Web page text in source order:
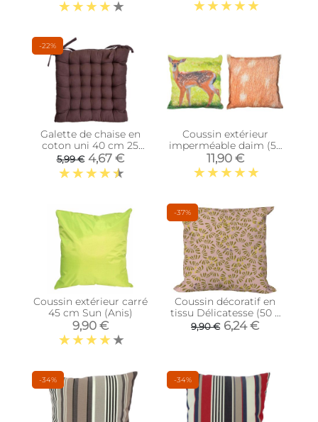
-22%
Galette de chaise en
coton uni 40 cm 25
points (Chocolat)
5,99 € 4,67 €
Coussin extérieur
imperméable daim (59
x 59 x 13 cm)
11,90 €
Coussin extérieur carré
45 cm Sun (Anis)
9,90 €
-37%
Coussin décoratif en
tissu Délicatesse (50 x
50 cm)
9,90 € 6,24 €
-34% -34%